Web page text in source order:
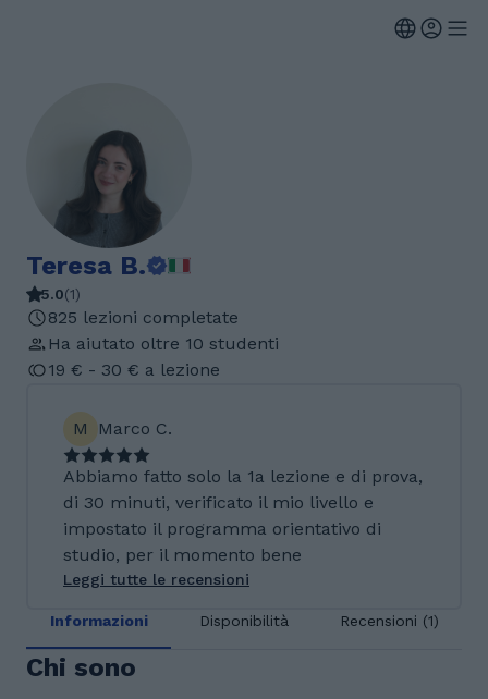
Teresa B.
5.0(1)
825 lezioni completate
Ha aiutato oltre 10 studenti
19 € - 30 € a lezione
M Marco C.
Abbiamo fatto solo la 1a lezione e di prova,
di 30 minuti, verificato il mio livello e
impostato il programma orientativo di
studio, per il momento bene
Leggi tutte le recensioni
Informazioni Disponibilità Recensioni (1)
Chi sono